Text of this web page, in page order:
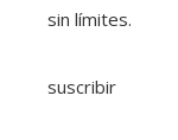
sin límites.
suscribir